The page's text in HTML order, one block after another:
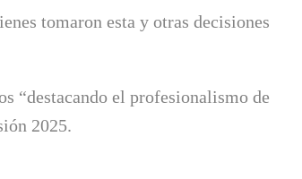
tomaron esta y otras decisiones
“destacando el profesionalismo de
2025.